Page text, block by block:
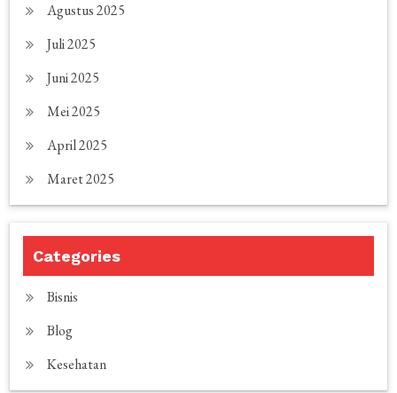
Agustus 2025
Juli 2025
Juni 2025
Mei 2025
April 2025
Maret 2025
Categories
Bisnis
Blog
Kesehatan